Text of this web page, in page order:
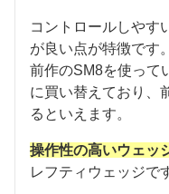
コントロールしやす
が良い点が特徴です。
前作のSM8を使って
に買い替えており、
るといえます。
操作性の高いウェッ
レフティウェッジで